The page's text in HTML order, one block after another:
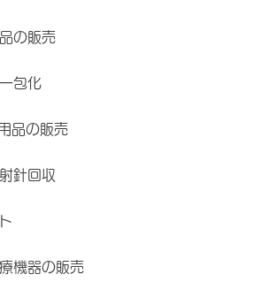
の販売
包化
品の販売
針回収
機器の販売